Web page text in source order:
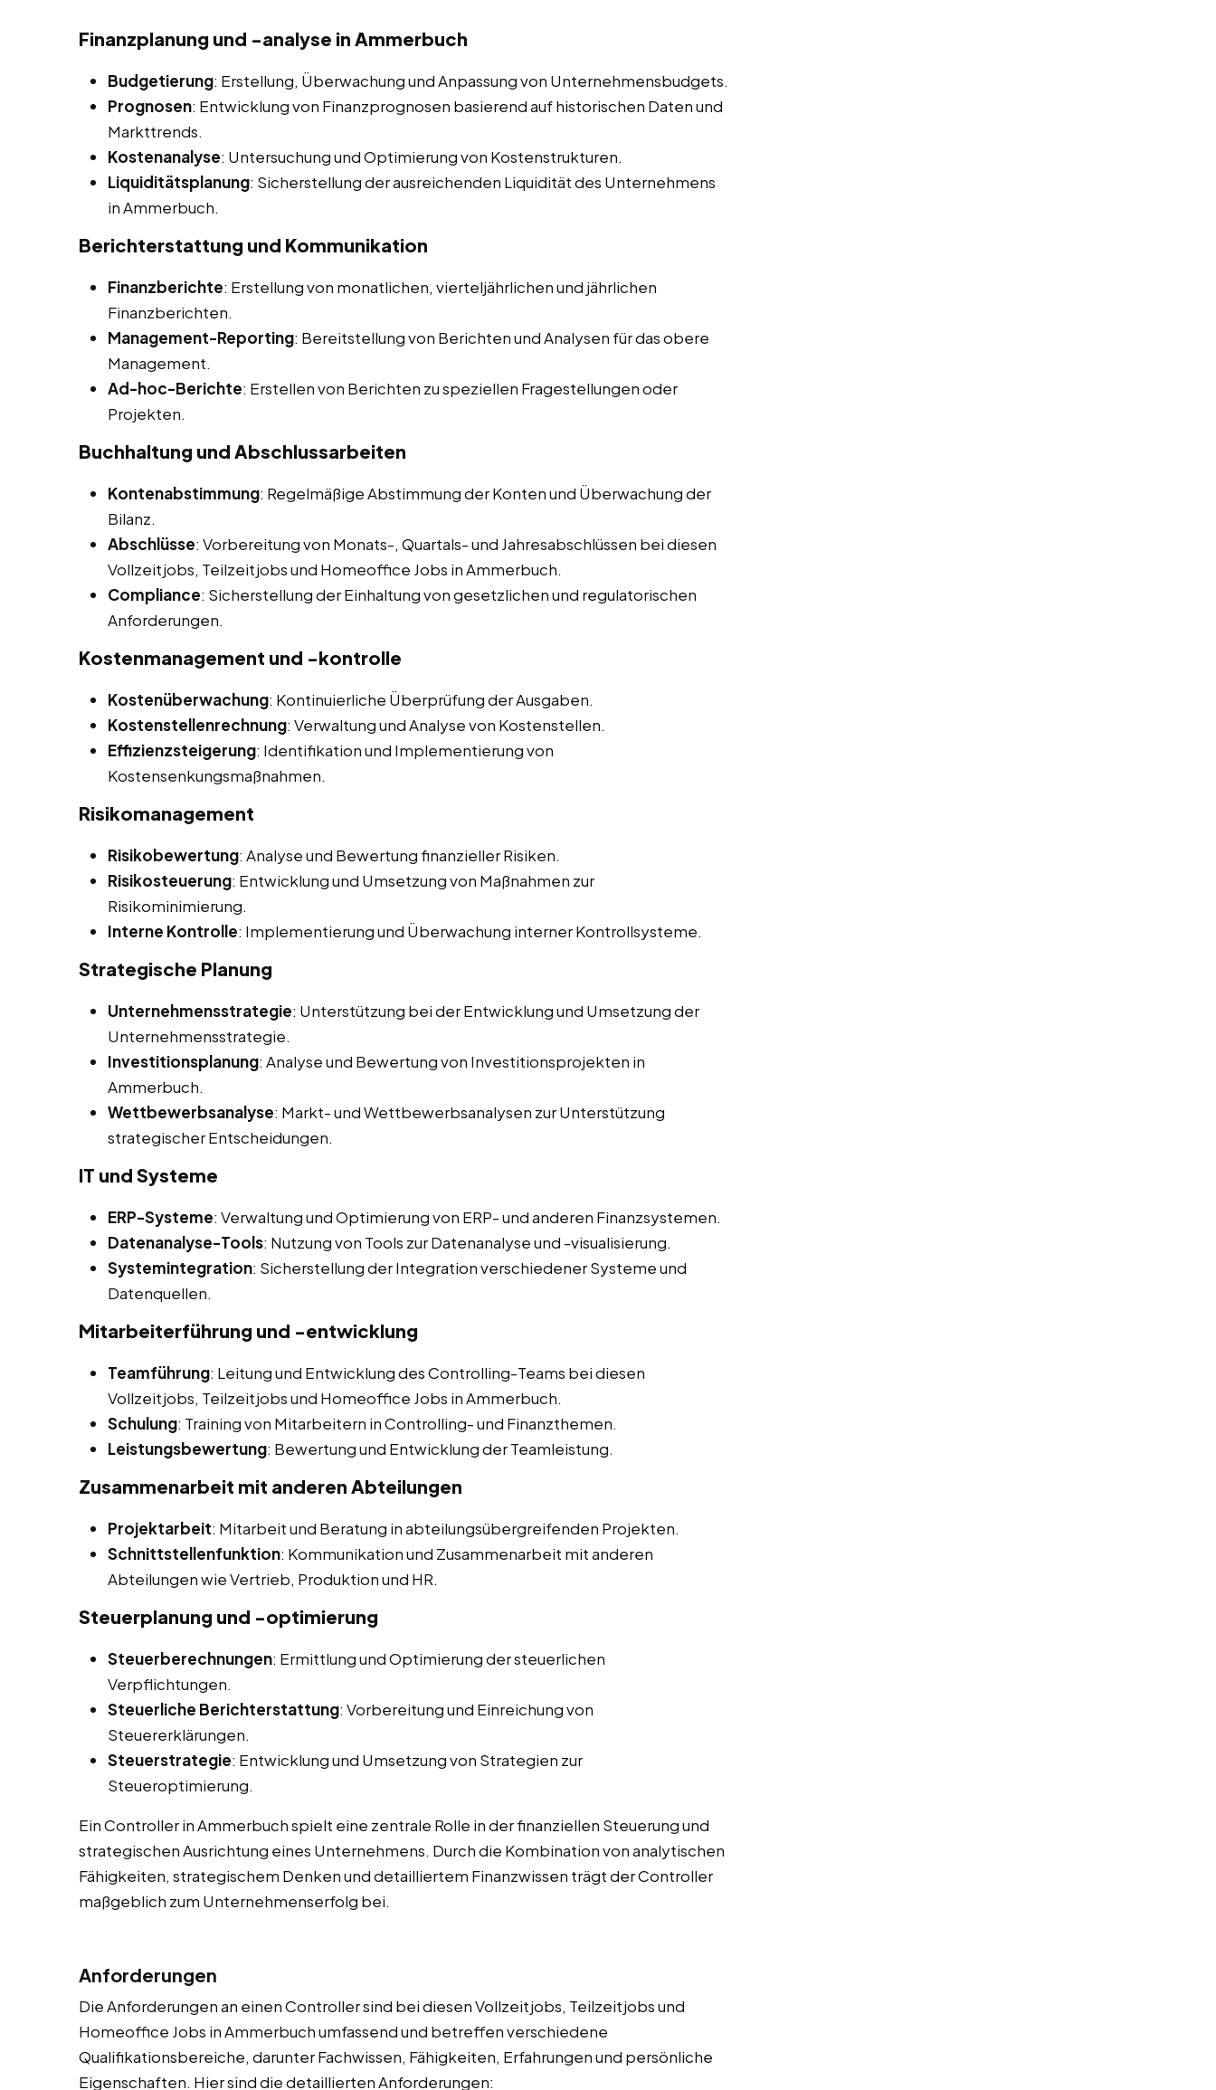
Finanzplanung und -analyse in Ammerbuch
Budgetierung: Erstellung, Überwachung und Anpassung von Unternehmensbudgets.
Prognosen: Entwicklung von Finanzprognosen basierend auf historischen Daten und
Markttrends.
Kostenanalyse: Untersuchung und Optimierung von Kostenstrukturen.
Liquiditätsplanung: Sicherstellung der ausreichenden Liquidität des Unternehmens
in Ammerbuch.
Berichterstattung und Kommunikation
Finanzberichte: Erstellung von monatlichen, vierteljährlichen und jährlichen
Finanzberichten.
Management-Reporting: Bereitstellung von Berichten und Analysen für das obere
Management.
Ad-hoc-Berichte: Erstellen von Berichten zu speziellen Fragestellungen oder
Projekten.
Buchhaltung und Abschlussarbeiten
Kontenabstimmung: Regelmäßige Abstimmung der Konten und Überwachung der
Bilanz.
Abschlüsse: Vorbereitung von Monats-, Quartals- und Jahresabschlüssen bei diesen
Vollzeitjobs, Teilzeitjobs und Homeoffice Jobs in Ammerbuch.
Compliance: Sicherstellung der Einhaltung von gesetzlichen und regulatorischen
Anforderungen.
Kostenmanagement und -kontrolle
Kostenüberwachung: Kontinuierliche Überprüfung der Ausgaben.
Kostenstellenrechnung: Verwaltung und Analyse von Kostenstellen.
Effizienzsteigerung: Identifikation und Implementierung von
Kostensenkungsmaßnahmen.
Risikomanagement
Risikobewertung: Analyse und Bewertung finanzieller Risiken.
Risikosteuerung: Entwicklung und Umsetzung von Maßnahmen zur
Risikominimierung.
Interne Kontrolle: Implementierung und Überwachung interner Kontrollsysteme.
Strategische Planung
Unternehmensstrategie: Unterstützung bei der Entwicklung und Umsetzung der
Unternehmensstrategie.
Investitionsplanung: Analyse und Bewertung von Investitionsprojekten in
Ammerbuch.
Wettbewerbsanalyse: Markt- und Wettbewerbsanalysen zur Unterstützung
strategischer Entscheidungen.
IT und Systeme
ERP-Systeme: Verwaltung und Optimierung von ERP- und anderen Finanzsystemen.
Datenanalyse-Tools: Nutzung von Tools zur Datenanalyse und -visualisierung.
Systemintegration: Sicherstellung der Integration verschiedener Systeme und
Datenquellen.
Mitarbeiterführung und -entwicklung
Teamführung: Leitung und Entwicklung des Controlling-Teams bei diesen
Vollzeitjobs, Teilzeitjobs und Homeoffice Jobs in Ammerbuch.
Schulung: Training von Mitarbeitern in Controlling- und Finanzthemen.
Leistungsbewertung: Bewertung und Entwicklung der Teamleistung.
Zusammenarbeit mit anderen Abteilungen
Projektarbeit: Mitarbeit und Beratung in abteilungsübergreifenden Projekten.
Schnittstellenfunktion: Kommunikation und Zusammenarbeit mit anderen
Abteilungen wie Vertrieb, Produktion und HR.
Steuerplanung und -optimierung
Steuerberechnungen: Ermittlung und Optimierung der steuerlichen
Verpflichtungen.
Steuerliche Berichterstattung: Vorbereitung und Einreichung von
Steuererklärungen.
Steuerstrategie: Entwicklung und Umsetzung von Strategien zur
Steueroptimierung.
Ein Controller in Ammerbuch spielt eine zentrale Rolle in der finanziellen Steuerung und
strategischen Ausrichtung eines Unternehmens. Durch die Kombination von analytischen
Fähigkeiten, strategischem Denken und detailliertem Finanzwissen trägt der Controller
maßgeblich zum Unternehmenserfolg bei.
Anforderungen
Die Anforderungen an einen Controller sind bei diesen Vollzeitjobs, Teilzeitjobs und
Homeoffice Jobs in Ammerbuch umfassend und betreffen verschiedene
Qualifikationsbereiche, darunter Fachwissen, Fähigkeiten, Erfahrungen und persönliche
Eigenschaften. Hier sind die detaillierten Anforderungen: